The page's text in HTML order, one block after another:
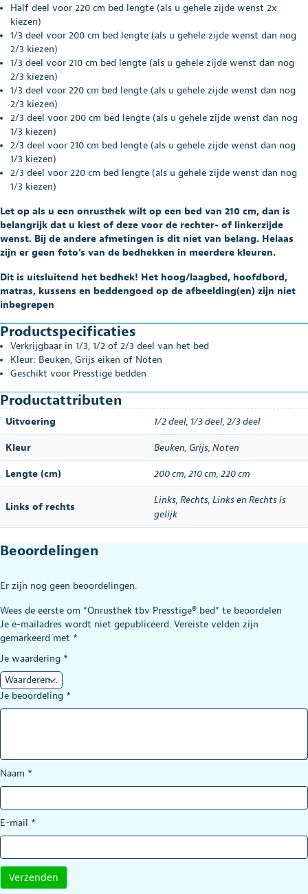
Half deel voor 220 cm bed lengte (als u gehele zijde wenst 2x
kiezen)
1/3 deel voor 200 cm bed lengte (als u gehele zijde wenst dan nog
2/3 kiezen)
1/3 deel voor 210 cm bed lengte (als u gehele zijde wenst dan nog
2/3 kiezen)
1/3 deel voor 220 cm bed lengte (als u gehele zijde wenst dan nog
2/3 kiezen)
2/3 deel voor 200 cm bed lengte (als u gehele zijde wenst dan nog
1/3 kiezen)
2/3 deel voor 210 cm bed lengte (als u gehele zijde wenst dan nog
1/3 kiezen)
2/3 deel voor 220 cm bed lengte (als u gehele zijde wenst dan nog
1/3 kiezen)
Let op als u een onrusthek wilt op een bed van 210 cm, dan is
belangrijk dat u kiest of deze voor de rechter- of linkerzijde
wenst. Bij de andere afmetingen is dit niet van belang. Helaas
zijn er geen foto’s van de bedhekken in meerdere kleuren.
Dit is uitsluitend het bedhek! Het hoog/laagbed, hoofdbord,
matras, kussens en beddengoed op de afbeelding(en) zijn niet
inbegrepen
Productspecificaties
Verkrijgbaar in 1/3, 1/2 of 2/3 deel van het bed
Kleur: Beuken, Grijs eiken of Noten
Geschikt voor Presstige bedden
Productattributen
Uitvoering 1/2 deel, 1/3 deel, 2/3 deel
Kleur Beuken, Grijs, Noten
Lengte (cm) 200 cm, 210 cm, 220 cm
Links of rechts
Links, Rechts, Links en Rechts is
gelijk
Beoordelingen
Er zijn nog geen beoordelingen.
Wees de eerste om “Onrusthek tbv Presstige® bed” te beoordelen
Je e-mailadres wordt niet gepubliceerd. Vereiste velden zijn
gemarkeerd met *
Je waardering *
Je beoordeling *
Naam *
E-mail *